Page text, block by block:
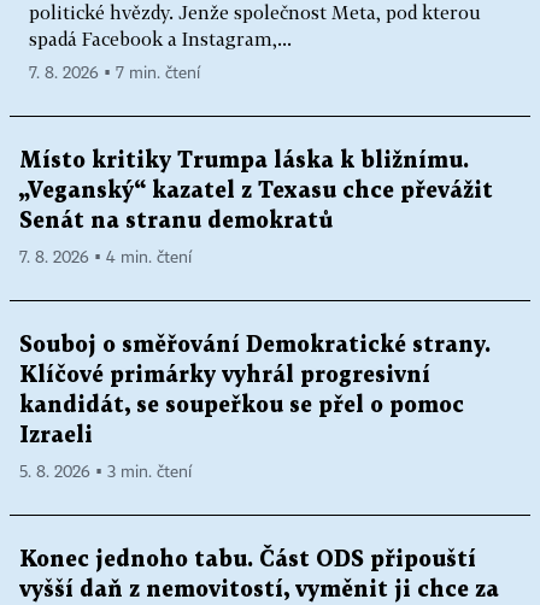
politické hvězdy. Jenže společnost Meta, pod kterou
spadá Facebook a Instagram,...
7. 8. 2026 ▪ 7 min. čtení
Místo kritiky Trumpa láska k bližnímu.
„Veganský“ kazatel z Texasu chce převážit
Senát na stranu demokratů
7. 8. 2026 ▪ 4 min. čtení
Souboj o směřování Demokratické strany.
Klíčové primárky vyhrál progresivní
kandidát, se soupeřkou se přel o pomoc
Izraeli
5. 8. 2026 ▪ 3 min. čtení
Konec jednoho tabu. Část ODS připouští
vyšší daň z nemovitostí, vyměnit ji chce za